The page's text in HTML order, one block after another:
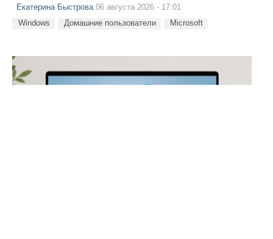
Екатерина Быстрова06 августа 2026 - 17:01
Windows Домашние пользователи Microsoft